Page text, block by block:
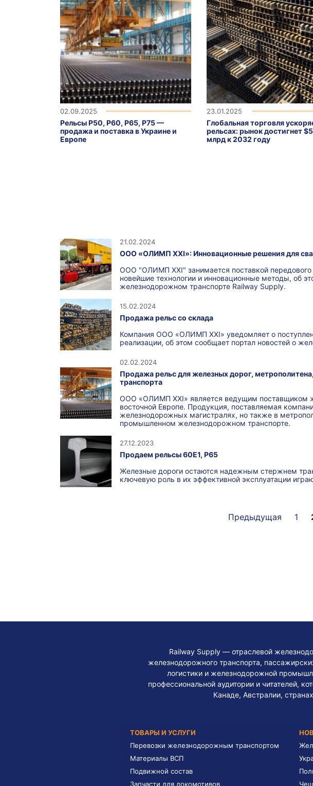
02.09.2025
Рельсы Р50, Р60, Р65, Р75 —
продажа и поставка в Украине и
Европе
23.01.2025
Глобальная торговля
рельсах: рынок достигнет
млрд к 2032 году
21.02.2024
ООО «ОЛИМП ХХІ»: Инновационные решения для
ООО "ОЛИМП ХХІ" занимается поставкой
новейшие технологии и инновационные методы, об
железнодорожном транспорте Railway Supply.
15.02.2024
Продажа рельс со склада
Компания ООО «ОЛИМП ХХІ» уведомляет о
реализации, об этом сообщает портал новостей о
02.02.2024
Продажа рельс для железных дорог,
транспорта
ООО «ОЛИМП ХХІ» является ведущим поставщиком
восточной Европе. Продукция, поставляемая
железнодорожных магистралях, но также в
промышленном железнодорожном транспорте.
27.12.2023
Продаем рельсы 60Е1, Р65
Железные дороги остаются надежным стержнем
ключевую роль в их эффективной эксплуатации
Предыдущая 1
Railway Supply — отраслевой
железнодорожного транспорта,
логистики и железнодорожной
профессиональной аудитории и читателей,
Канаде, Австралии,
ТОВАРЫ И УСЛУГИ
Перевозки железнодорожным транспортом
Материалы ВСП
Подвижной состав
Запчасти для локомотивов